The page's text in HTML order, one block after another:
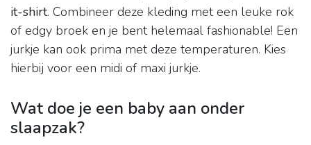
it-shirt. Combineer deze kleding met een leuke rok
of edgy broek en je bent helemaal fashionable! Een
jurkje kan ook prima met deze temperaturen. Kies
hierbij voor een midi of maxi jurkje.
Wat doe je een baby aan onder
slaapzak?